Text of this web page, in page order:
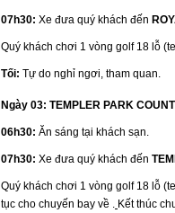
07h30: Xe đưa quý khách đến
Quý khách chơi 1 vòng golf 18 lỗ
Tối: Tự do nghỉ ngơi, tham quan.
Ngày 03: TEMPLER PARK
06h30: Ăn sáng tại khách sạn.
07h30: Xe đưa quý khách đến
Quý khách chơi 1 vòng golf 18 lỗ
tục cho chuyến bay về . Kết thúc